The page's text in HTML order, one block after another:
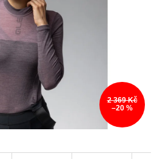
2 369 Kč
–20 %